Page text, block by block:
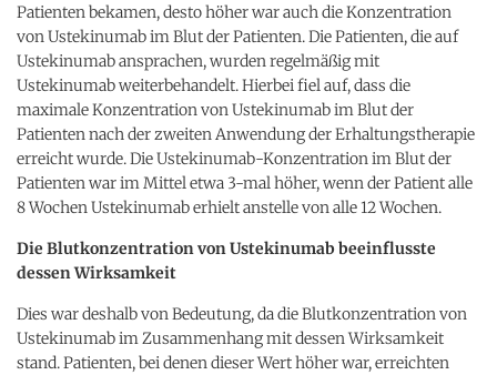
Patienten bekamen, desto höher war auch die Konzentration
von Ustekinumab im Blut der Patienten. Die Patienten, die auf
Ustekinumab ansprachen, wurden regelmäßig mit
Ustekinumab weiterbehandelt. Hierbei fiel auf, dass die
maximale Konzentration von Ustekinumab im Blut der
Patienten nach der zweiten Anwendung der Erhaltungstherapie
erreicht wurde. Die Ustekinumab-Konzentration im Blut der
Patienten war im Mittel etwa 3-mal höher, wenn der Patient alle
8 Wochen Ustekinumab erhielt anstelle von alle 12 Wochen.
Die Blutkonzentration von Ustekinumab beeinflusste
dessen Wirksamkeit
Dies war deshalb von Bedeutung, da die Blutkonzentration von
Ustekinumab im Zusammenhang mit dessen Wirksamkeit
stand. Patienten, bei denen dieser Wert höher war, erreichten